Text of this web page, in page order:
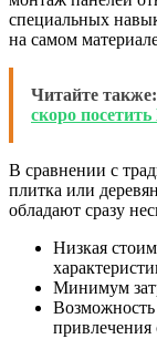
специальных
на самом
Читайте также:
скоро
В сравнении с
плитка или
обладают сразу
Низкая
Минимум
Возможность
привлечения